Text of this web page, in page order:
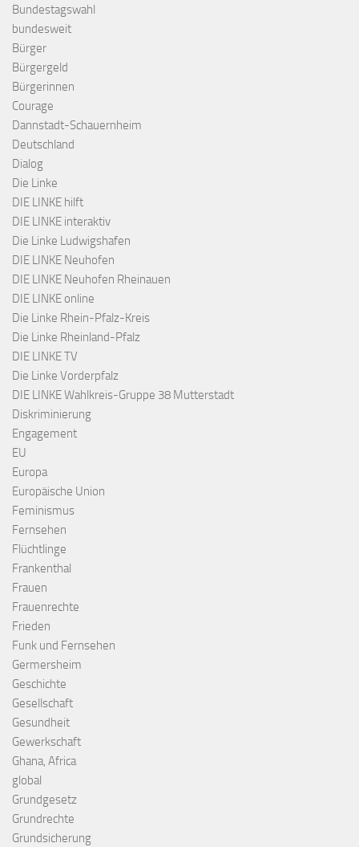
Bundestagswahl
bundesweit
Bürger
Bürgergeld
Bürgerinnen
Courage
Dannstadt-Schauernheim
Deutschland
Dialog
Die Linke
DIE LINKE hilft
DIE LINKE interaktiv
Die Linke Ludwigshafen
DIE LINKE Neuhofen
DIE LINKE Neuhofen Rheinauen
DIE LINKE online
Die Linke Rhein-Pfalz-Kreis
Die Linke Rheinland-Pfalz
DIE LINKE TV
Die Linke Vorderpfalz
DIE LINKE Wahlkreis-Gruppe 38 Mutterstadt
Diskriminierung
Engagement
EU
Europa
Europäische Union
Feminismus
Fernsehen
Flüchtlinge
Frankenthal
Frauen
Frauenrechte
Frieden
Funk und Fernsehen
Germersheim
Geschichte
Gesellschaft
Gesundheit
Gewerkschaft
Ghana, Africa
global
Grundgesetz
Grundrechte
Grundsicherung